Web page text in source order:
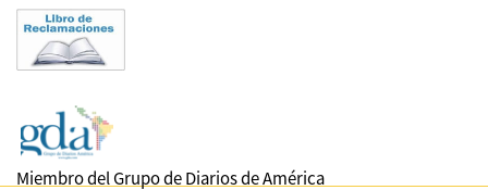
Miembro del Grupo de Diarios de América